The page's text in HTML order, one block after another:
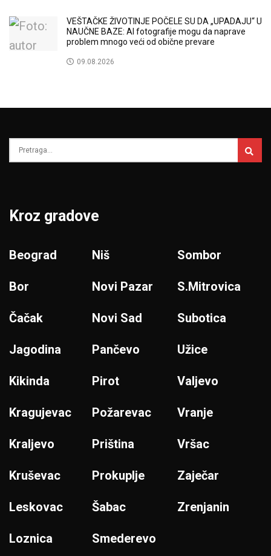
VEŠTAČKE ŽIVOTINJE POČELE SU DA „UPADAJU“ U
NAUČNE BAZE: AI fotografije mogu da naprave
problem mnogo veći od obične prevare
09.08.2026
Kroz gradove
Beograd
Bor
Čačak
Jagodina
Kikinda
Kragujevac
Kraljevo
Kruševac
Leskovac
Loznica
Niš
Novi Pazar
Novi Sad
Pančevo
Pirot
Požarevac
Priština
Prokuplje
Šabac
Smederevo
Sombor
S.Mitrovica
Subotica
Užice
Valjevo
Vranje
Vršac
Zaječar
Zrenjanin